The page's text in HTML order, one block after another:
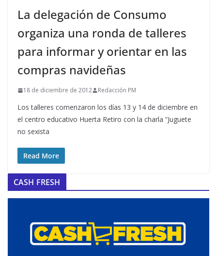
La delegación de Consumo
organiza una ronda de talleres
para informar y orientar en las
compras navideñas
18 de diciembre de 2012 Redacción PM
Los talleres comenzaron los días 13 y 14 de diciembre en
el centro educativo Huerta Retiro con la charla “Juguete
no sexista
Read More
CASH FRESH